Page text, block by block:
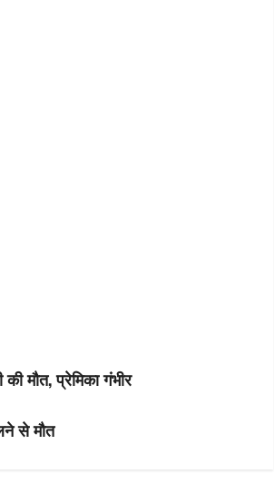
मौत, प्रेमिका गंभीर
से मौत